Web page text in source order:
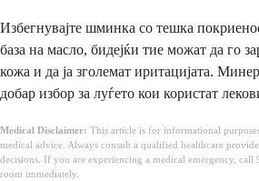
Избегнувајте шминка со тешка
база на масло, бидејќи тие можат да го
кожа и да ја зголемат иритацијата.
добар избор за луѓето кои користат
Medical Disclaimer: This article is for informational
medical advice. Always consult a qualified healthcare
decisions. If you are experiencing a medical emergency, call
room immediately.